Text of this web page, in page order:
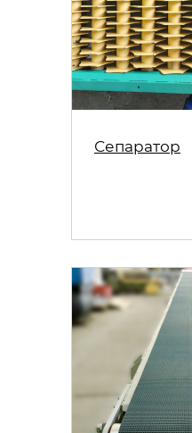
Сепаратор